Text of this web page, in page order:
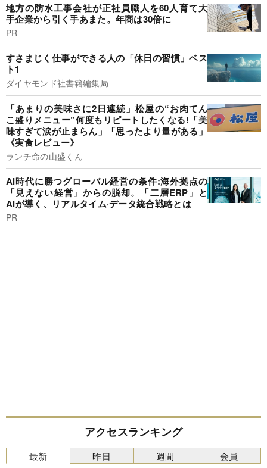
地方の防水工事会社が正社員職人を60人育て大
手企業から引く手あまた。年商は30倍に
PR
すさまじく仕事ができる人の「休日の習慣」ベス
ト1
ダイヤモンド社書籍編集局
「あまりの美味さに2日連続」松屋の“お肉てん
こ盛りメニュー”何度もリピートしたくなる!「美
味すぎて涙が止まらん」「思ったより量がある」
《実食レビュー》
ランチ命の山盛くん
AI時代に勝つグローバル経営の条件:海外拠点の
「見えない経営」からの脱却。「二層ERP」と
AIが導く、リアルタイム·データ統合戦略とは
PR
アクセスランキング
最新 昨日 週間 会員